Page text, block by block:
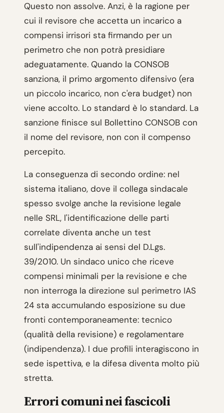
Questo non assolve. Anzi, è la ragione per
cui il revisore che accetta un incarico a
compensi irrisori sta firmando per un
perimetro che non potrà presidiare
adeguatamente. Quando la CONSOB
sanziona, il primo argomento difensivo (era
un piccolo incarico, non c'era budget) non
viene accolto. Lo standard è lo standard. La
sanzione finisce sul Bollettino CONSOB con
il nome del revisore, non con il compenso
percepito.
La conseguenza di secondo ordine: nel
sistema italiano, dove il collega sindacale
spesso svolge anche la revisione legale
nelle SRL, l'identificazione delle parti
correlate diventa anche un test
sull'indipendenza ai sensi del D.Lgs.
39/2010. Un sindaco unico che riceve
compensi minimali per la revisione e che
non interroga la direzione sul perimetro IAS
24 sta accumulando esposizione su due
fronti contemporaneamente: tecnico
(qualità della revisione) e regolamentare
(indipendenza). I due profili interagiscono in
sede ispettiva, e la difesa diventa molto più
stretta.
Errori comuni nei fascicoli